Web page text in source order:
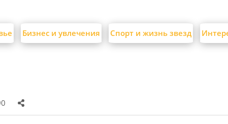
Бизнес и увлечения Спорт и жизнь звезд